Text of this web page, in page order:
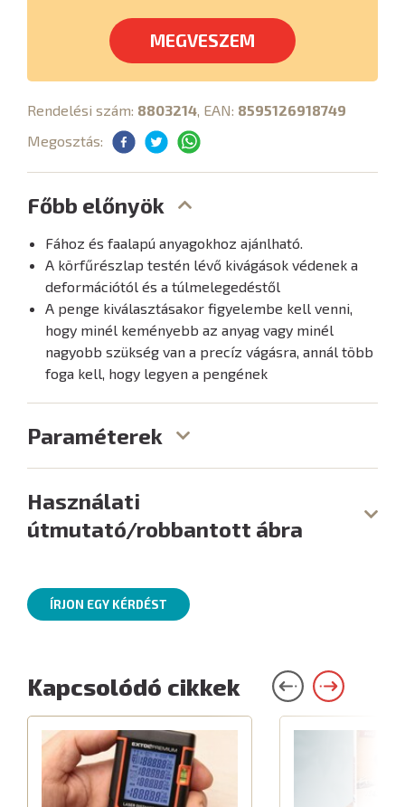
MEGVESZEM
Rendelési szám: 8803214, EAN: 8595126918749
Megosztás:
Főbb előnyök
Fához és faalapú anyagokhoz ajánlható.
A körfűrészlap testén lévő kivágások védenek a
deformációtól és a túlmelegedéstől
A penge kiválasztásakor figyelembe kell venni,
hogy minél keményebb az anyag vagy minél
nagyobb szükség van a precíz vágásra, annál több
foga kell, hogy legyen a pengének
Paraméterek
Használati
útmutató/robbantott ábra
ÍRJON EGY KÉRDÉST
Kapcsolódó cikkek